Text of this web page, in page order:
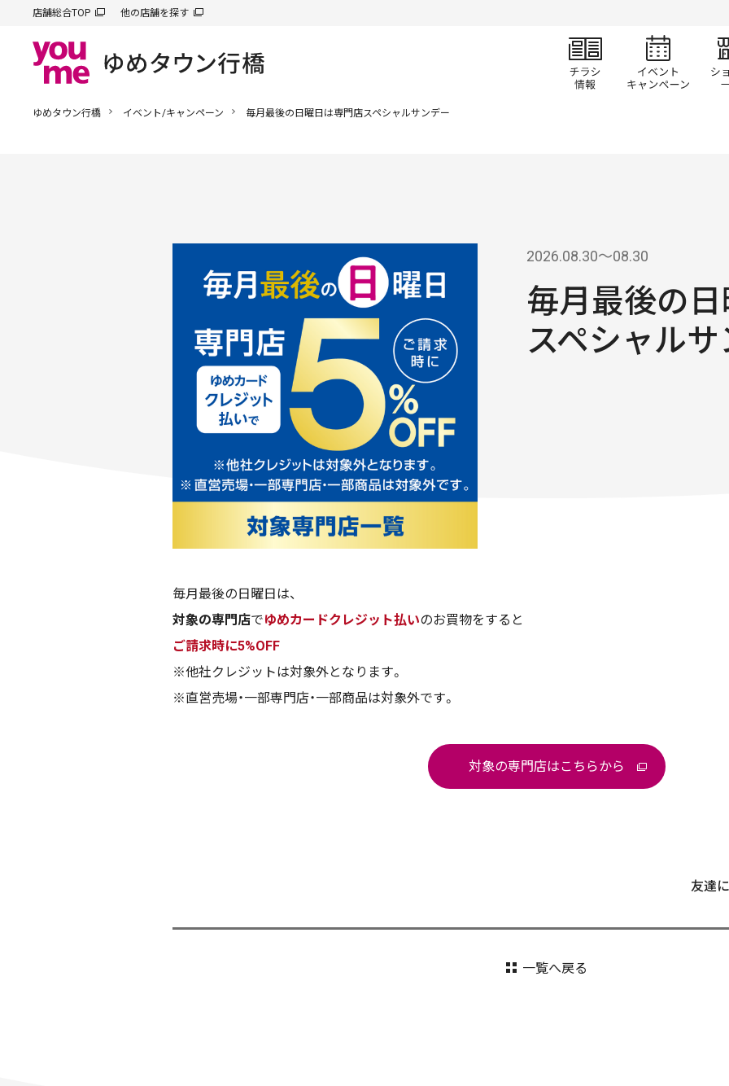
店舗総合TOP 他の店舗を探す
チラシ情報 イ
ゆめタウン行橋 イベント/キャンペーン 毎月最後の日曜日は専門店スペシャルサンデー
2026.08.30〜08.30
毎月最後の
スペシャル
毎月最後の日曜日は、
対象の専門店でゆめカードクレジット払いのお買物をすると
ご請求時に5%OFF
※他社クレジットは対象外となります。
※直営売場・一部専門店・一部商品は対象外です。
対象の専門店はこちらから
友達
一覧へ戻る